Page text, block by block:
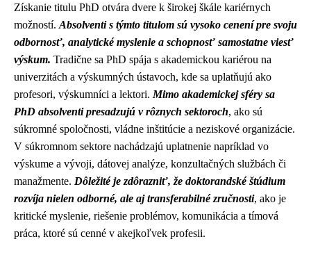
Získanie titulu PhD otvára dvere k širokej škále kariérnych
možností. Absolventi s týmto titulom sú vysoko cenení pre svoju
odbornosť, analytické myslenie a schopnosť samostatne viesť
výskum. Tradične sa PhD spája s akademickou kariérou na
univerzitách a výskumných ústavoch, kde sa uplatňujú ako
profesori, výskumníci a lektori. Mimo akademickej sféry sa
PhD absolventi presadzujú v rôznych sektoroch, ako sú
súkromné spoločnosti, vládne inštitúcie a neziskové organizácie.
V súkromnom sektore nachádzajú uplatnenie napríklad vo
výskume a vývoji, dátovej analýze, konzultačných službách či
manažmente. Dôležité je zdôrazniť, že doktorandské štúdium
rozvíja nielen odborné, ale aj transferabilné zručnosti, ako je
kritické myslenie, riešenie problémov, komunikácia a tímová
práca, ktoré sú cenné v akejkoľvek profesii.